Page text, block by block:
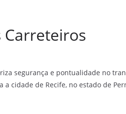
segurança e pontualidade no
cidade de Recife, no estado de